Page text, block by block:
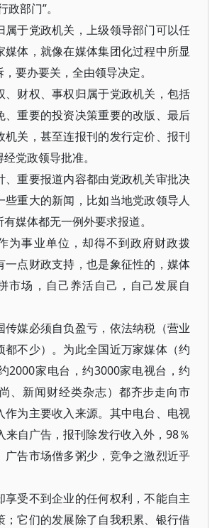
部门”。
属于党政机关，上级领导部门可以任
媒体，就像在媒体集团化过程中所显
要办要关，全由领导决定。
、财权、事权归属于党政机关，包括
、重要的投资决策重要的改版、最后
机关，甚至连报刊的发行定价、报刊
党政领导批准。
、重要报道内容都由党政机关审批决
些重大的新闻，比如当地党政领导人
媒体都无一例外要求报道。
为事业单位，却得不到政府财政拨
一点财政支持，也是象征性的，媒体
市场，自己养活自己，自己发展自
传媒必须自负盈亏，依法纳税（营业
都不少）。为此全国近万家媒体（约
2000家电台，约3000家电视台，约
、新闻财经类杂志）都齐步走向市
作为主要收入来源。其中电台、电视
来自广告，报刊除发行收入外，98％
广告市场僧多粥少，竞争之激烈近乎
享受不到企业的任何权利，不能自主
；它们的发展除了自我积累、银行借